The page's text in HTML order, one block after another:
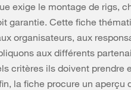
exige le montage de rigs,
garantie. Cette fiche
organisateurs, aux
aux différents
critères ils doivent prendre
la fiche procure un aperçu